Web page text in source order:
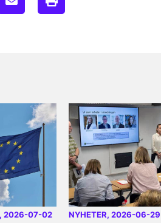
, 2026-07-02 NYHETER, 2026-06-29